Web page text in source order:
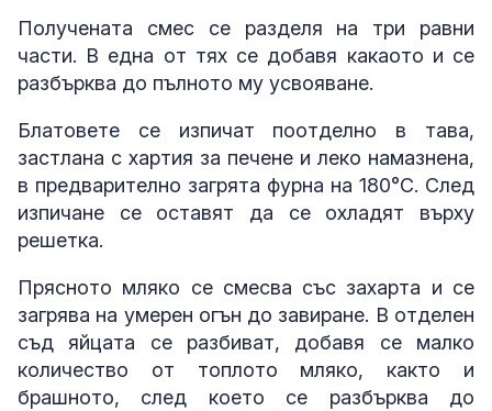
Получената смес се разделя на три равни
части. В една от тях се добавя какаото и се
разбърква до пълното му усвояване.
Блатовете се изпичат поотделно в тава,
застлана с хартия за печене и леко намазнена,
в предварително загрята фурна на 180°C. След
изпичане се оставят да се охладят върху
решетка.
Прясното мляко се смесва със захарта и се
загрява на умерен огън до завиране. В отделен
съд яйцата се разбиват, добавя се малко
количество от топлото мляко, както и
брашното, след което се разбърква до